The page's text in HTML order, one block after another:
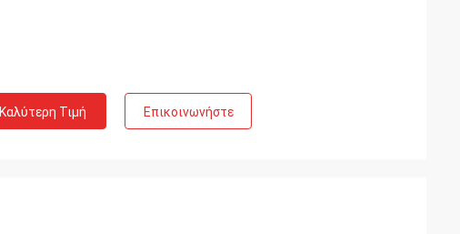
Καλύτερη Τιμή Επικοινωνήστε